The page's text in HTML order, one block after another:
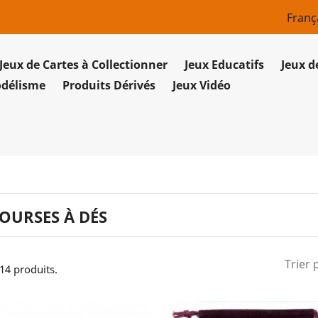
Jeux de Cartes à Collectionner Jeux Educatifs Jeux
Produits Dérivés Jeux Vidéo
À DÉS
produits.
Trier